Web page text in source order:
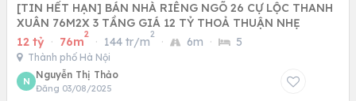
[TIN HẾT HẠN] BÁN NHÀ RIÊNG NGÕ 26 CỰ LỘC THANH
XUÂN 76M2X 3 TẦNG GIÁ 12 TỶ THOẢ THUẬN NHẸ
12 tỷ · 76m
2
· 144 tr/m
2
· 6m · 5
Thành phố Hà Nội
N
Nguyễn Thị Thảo
Đăng 03/08/2025